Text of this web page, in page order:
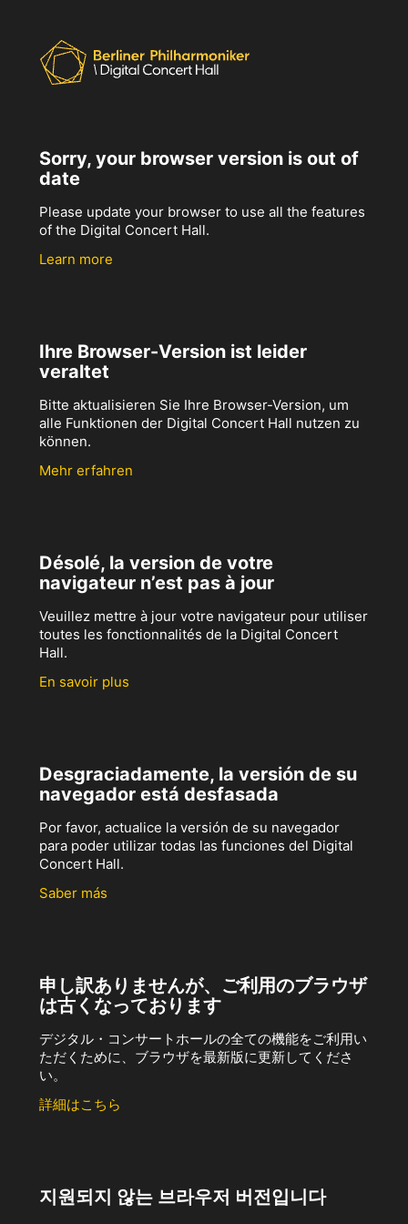
Sorry, your browser version is out of
date
Please update your browser to use all the features
of the Digital Concert Hall.
Learn more
Ihre Browser-Version ist leider
veraltet
Bitte aktualisieren Sie Ihre Browser-Version, um
alle Funktionen der Digital Concert Hall nutzen zu
können.
Mehr erfahren
Désolé, la version de votre
navigateur n’est pas à jour
Veuillez mettre à jour votre navigateur pour utiliser
toutes les fonctionnalités de la Digital Concert
Hall.
En savoir plus
Desgraciadamente, la versión de su
navegador está desfasada
Por favor, actualice la versión de su navegador
para poder utilizar todas las funciones del Digital
Concert Hall.
Saber más
申し訳ありませんが、ご利用のブラウザ
は古くなっております
デジタル・コンサートホールの全ての機能をご利用い
ただくために、ブラウザを最新版に更新してくださ
い。
詳細はこちら
지원되지 않는 브라우저 버전입니다